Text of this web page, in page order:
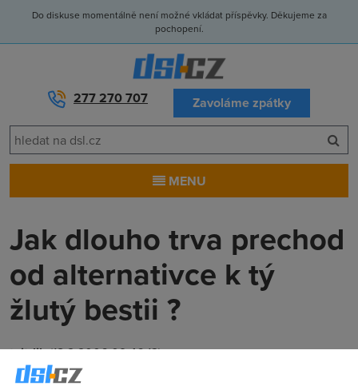
Do diskuse momentálně není možné vkládat příspěvky. Děkujeme za
pochopení.
277 270 707 Zavoláme zpátky
MENU
Jak dlouho trva prechod
od alternativce k tý
žlutý bestii ?
tajtrlik(18.2.2006 09:46:13)
čekám už tejden a furt nic,docela zoufalý